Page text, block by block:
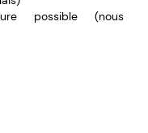
possible (nous